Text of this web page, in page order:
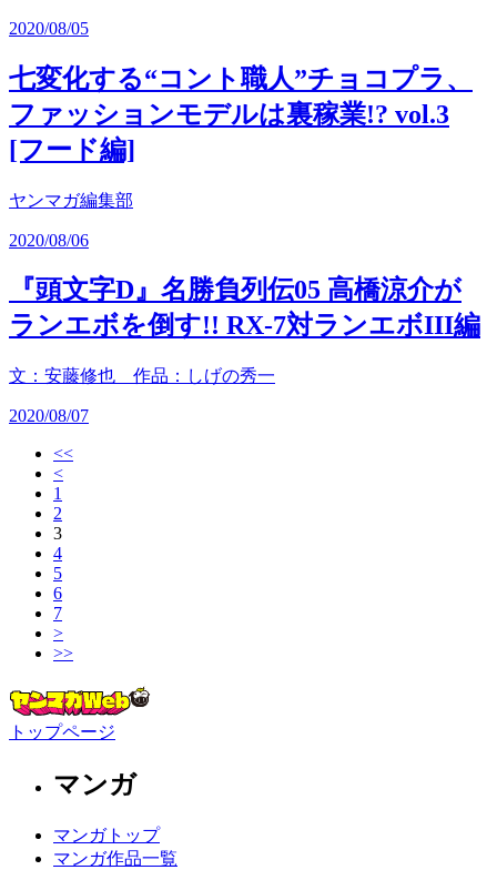
2020/08/05
七変化する“コント職人”チョコプラ、
ファッションモデルは裏稼業!? vol.3
[フード編]
ヤンマガ編集部
2020/08/06
『頭文字D』名勝負列伝05 高橋涼介が
ランエボを倒す!! RX-7対ランエボIII編
文：安藤修也 作品：しげの秀一
2020/08/07
<<
<
1
2
3
4
5
6
7
>
>>
トップページ
マンガ
マンガトップ
マンガ作品一覧